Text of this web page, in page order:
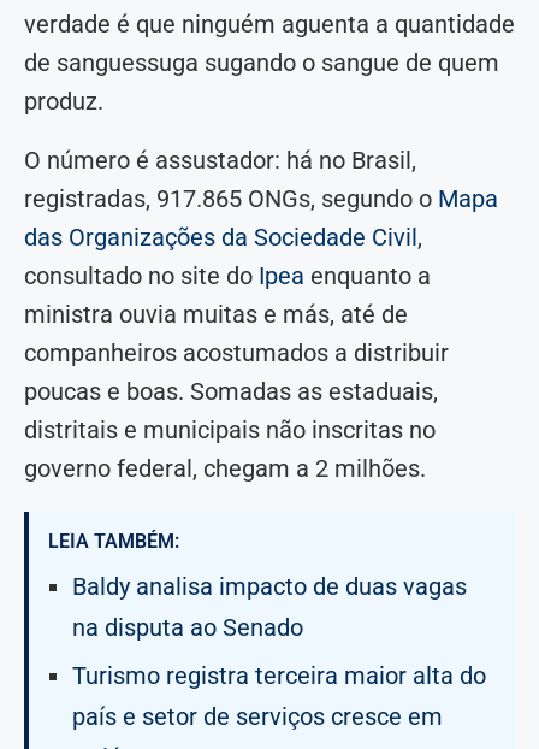
verdade é que ninguém aguenta a quantidade
de sanguessuga sugando o sangue de quem
produz.
O número é assustador: há no Brasil,
registradas, 917.865 ONGs, segundo o Mapa
das Organizações da Sociedade Civil,
consultado no site do Ipea enquanto a
ministra ouvia muitas e más, até de
companheiros acostumados a distribuir
poucas e boas. Somadas as estaduais,
distritais e municipais não inscritas no
governo federal, chegam a 2 milhões.
LEIA TAMBÉM:
Baldy analisa impacto de duas vagas
na disputa ao Senado
Turismo registra terceira maior alta do
país e setor de serviços cresce em